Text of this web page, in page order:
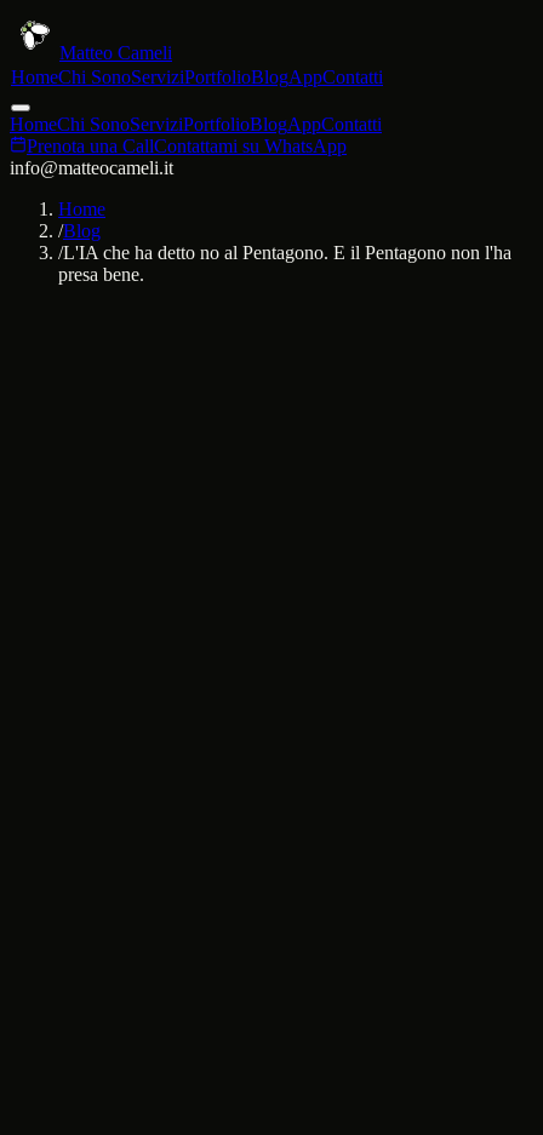
Matteo Cameli
HomeChi SonoServiziPortfolioBlogAppContatti
HomeChi SonoServiziPortfolioBlogAppContatti
Prenota una CallContattami su WhatsApp
info@matteocameli.it
Home
/Blog
/L'IA che ha detto no al Pentagono. E il Pentagono non l'ha
presa bene.